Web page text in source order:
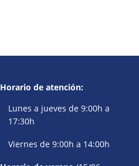
Horario de atención:
Lunes a jueves de 9:00h a
17:30h
Viernes de 9:00h a 14:00h